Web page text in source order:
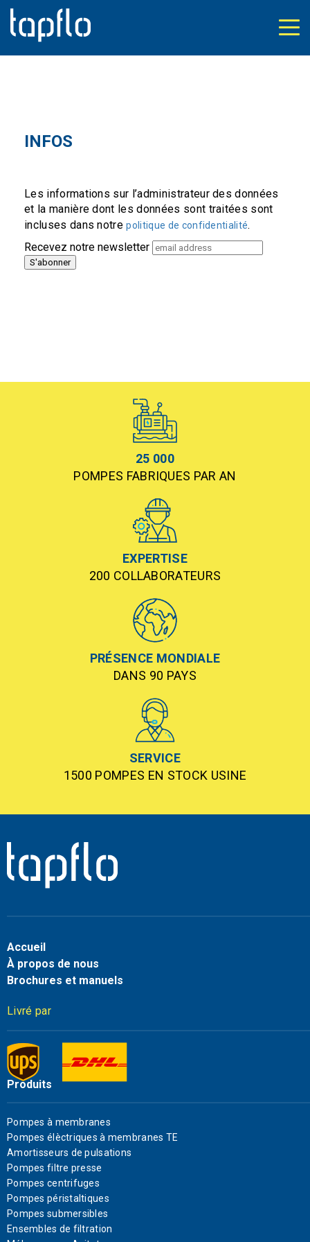
INFOS
Les informations sur l’administrateur des données
et la manière dont les données sont traitées sont
incluses dans notrepolitique de confidentialité.
Recevez notre newsletter
25 000
POMPES FABRIQUES PAR AN
EXPERTISE
200 COLLABORATEURS
PRÉSENCE MONDIALE
DANS 90 PAYS
SERVICE
1500 POMPES EN STOCK USINE
Accueil
À propos de nous
Brochures et manuels
Livré par
Produits
Pompes à membranes
Pompes élèctriques à membranes TE
Amortisseurs de pulsations
Pompes filtre presse
Pompes centrifuges
Pompes péristaltiques
Pompes submersibles
Ensembles de filtration